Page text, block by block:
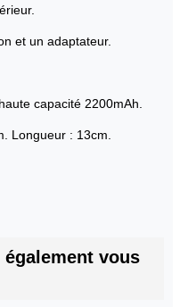
et un adaptateur.
capacité 2200mAh.
Longueur : 13cm.
vous